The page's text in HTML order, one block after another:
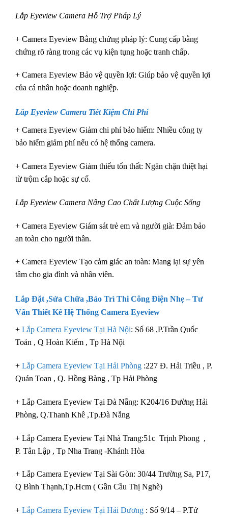
Lắp Eyeview Camera Hỗ Trợ Pháp Lý
+ Camera Eyeview Bằng chứng pháp lý: Cung cấp bằng
chứng rõ ràng trong các vụ kiện tụng hoặc tranh chấp.
+ Camera Eyeview Bảo vệ quyền lợi: Giúp bảo vệ quyền lợi
của cá nhân hoặc doanh nghiệp.
Lắp Eyeview Camera Tiết Kiệm Chi Phí
+ Camera Eyeview Giảm chi phí bảo hiểm: Nhiều công ty
bảo hiểm giảm phí nếu có hệ thống camera.
+ Camera Eyeview Giảm thiểu tổn thất: Ngăn chặn thiệt hại
từ trộm cắp hoặc sự cố.
Lắp Eyeview Camera Nâng Cao Chất Lượng Cuộc Sống
+ Camera Eyeview Giám sát trẻ em và người già: Đảm bảo
an toàn cho người thân.
+ Camera Eyeview Tạo cảm giác an toàn: Mang lại sự yên
tâm cho gia đình và nhân viên.
Lắp Đặt ,Sửa Chữa ,Bảo Trì Thi Công Điện Nhẹ– Tư
Vấn Thiết Kế Hệ Thống Camera Eyeview
+ Lắp Camera Eyeview Tại Hà Nội: Số 68 ,P.Trần Quốc
Toản , Q Hoàn Kiếm , Tp Hà Nội
+ Lắp Camera Eyeview Tại Hải Phòng :227 Đ. Hải Triều , P.
Quán Toan , Q. Hồng Bàng , Tp Hải Phòng
+ Lắp Camera Eyeview Tại Đà Nẵng: K204/16 Đường Hải
Phòng, Q.Thanh Khê ,Tp.Đà Nẵng
+ Lắp Camera Eyeview Tại Nhà Trang:51c Trịnh Phong ,
P. Tân Lập , Tp Nha Trang -Khánh Hòa
+ Lắp Camera Eyeview Tại Sài Gòn: 30/44 Trường Sa, P17,
Q Bình Thạnh,Tp.Hcm ( Gần Cầu Thị Nghè)
+ Lắp Camera Eyeview Tại Hải Dương : Số 9/14 – P.Tứ